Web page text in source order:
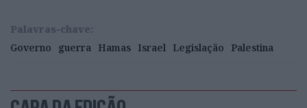
Palavras-chave:
Governo
guerra Hamas Israel Legislação Palestina